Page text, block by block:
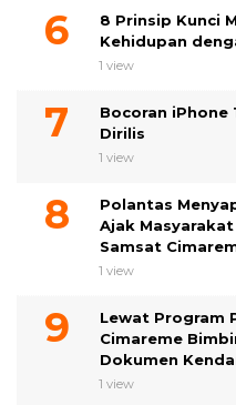
8 Prinsip Kunci
Kehidupan
1 view
Bocoran iPhone
Dirilis
1 view
Polantas
Ajak
Samsat
1 view
Lewat Program
Cimareme
Dokumen
1 view